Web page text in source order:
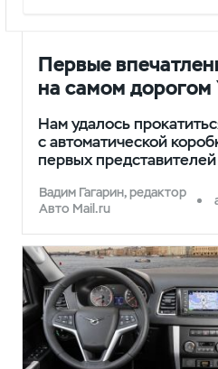
Первые
на самом
Нам удалось
с автоматической
первых
Вадим Гагарин, редактор
Авто Mail.ru